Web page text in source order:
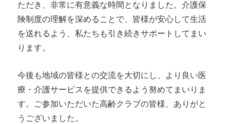
ただき、非常に有意義な時間となりました。介護保
険制度の理解を深めることで、皆様が安心して生活
を送れるよう、私たちも引き続きサポートしてまい
ります。
今後も地域の皆様との交流を大切にし、より良い医
療・介護サービスを提供できるよう努めてまいりま
す。ご参加いただいた高齢クラブの皆様、ありがと
うございました。